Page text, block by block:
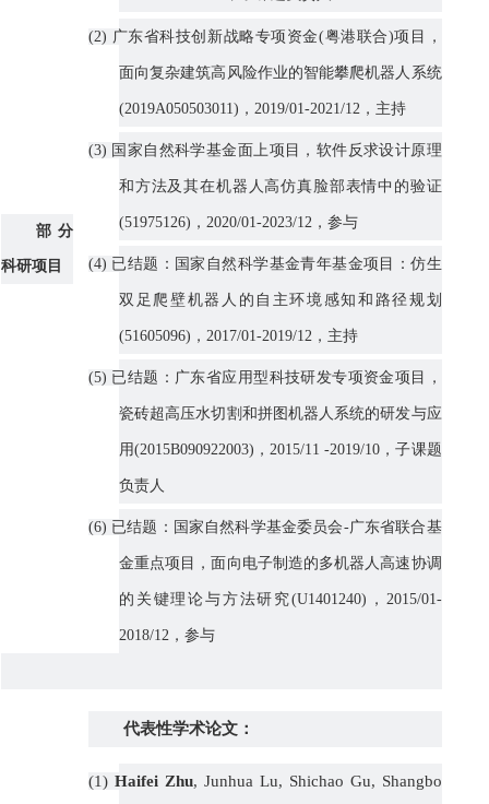
部分
科研项目
(2) 广东省科技创新战略专项资金(粤港联合)项目，
面向复杂建筑高风险作业的智能攀爬机器人系统
(2019A050503011)，2019/01-2021/12，主持
(3) 国家自然科学基金面上项目，软件反求设计原理
和方法及其在机器人高仿真脸部表情中的验证
(51975126)，2020/01-2023/12，参与
(4) 已结题：国家自然科学基金青年基金项目：仿生
双足爬壁机器人的自主环境感知和路径规划
(51605096)，2017/01-2019/12，主持
(5) 已结题：广东省应用型科技研发专项资金项目，
瓷砖超高压水切割和拼图机器人系统的研发与应
用(2015B090922003)，2015/11 -2019/10，子课题
负责人
(6) 已结题：国家自然科学基金委员会-广东省联合基
金重点项目，面向电子制造的多机器人高速协调
的关键理论与方法研究(U1401240)，2015/01-
2018/12，参与
代表性学术论文：
(1) Haifei Zhu, Junhua Lu, Shichao Gu, Shangbo